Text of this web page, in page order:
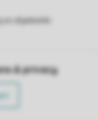
& privacy